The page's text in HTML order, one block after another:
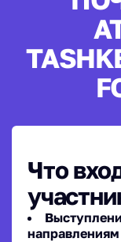
Что
направлениям